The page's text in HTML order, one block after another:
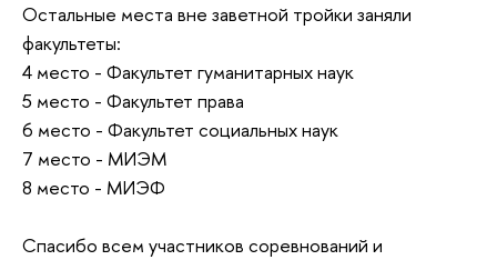
Остальные места вне заветной тройки заняли
факультеты:
4 место - Факультет гуманитарных наук
5 место - Факультет права
6 место - Факультет социальных наук
7 место - МИЭМ
8 место - МИЭФ
Спасибо всем участников соревнований и